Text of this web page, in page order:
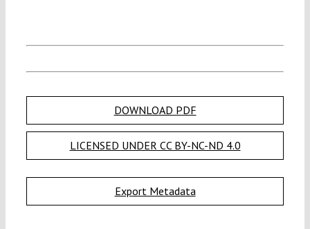
DOWNLOAD PDF
LICENSED UNDER CC BY-NC-ND 4.0
Export Metadata